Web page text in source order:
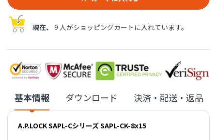
現在、 9 人がショッピングカートに入れています。
基本情報 ダウンロード 決済・配送・返品
A.P.LOCK SAPL-Cシリーズ SAPL-CK-8x15